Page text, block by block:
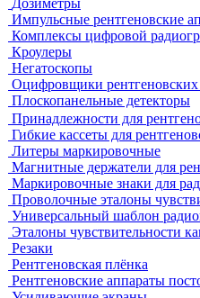
Принадлежности для
контроля
Рулетки измерительные
Секундомеры
Расходные материалы для
контроля
Динамометры
Измерительный инструмент
Радиационный контроль
Проявочные машины для
Денситометры
Дозиметры
Импульсные рентгеновские
Комплексы цифровой
Кроулеры
Негатоскопы
Оцифровщики рентгеновских
Плоскопанельные детекторы